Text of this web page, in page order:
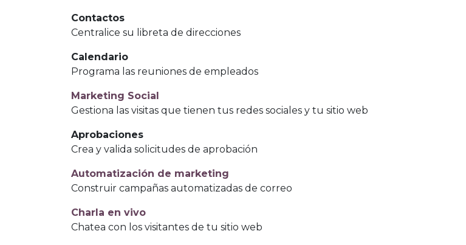
Contactos
Centralice su libreta de direcciones
Calendario
Programa las reuniones de empleados
Marketing Social
Gestiona las visitas que tienen tus redes sociales y tu sitio web
Aprobaciones
Crea y valida solicitudes de aprobación
Automatización de marketing
Construir campañas automatizadas de correo
Charla en vivo
Chatea con los visitantes de tu sitio web